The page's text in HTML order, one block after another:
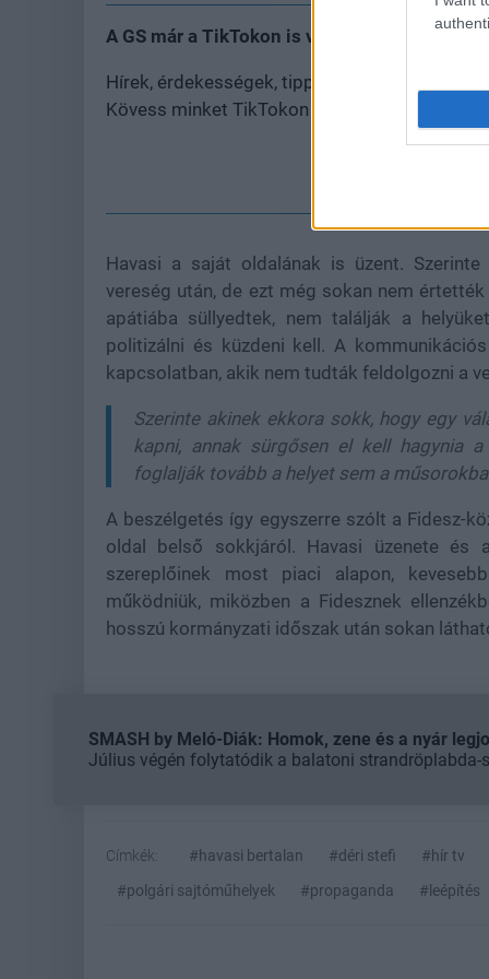
A GS már a TikTokon is vár
Hírek, érdekességek, tippek, ajánlók,
Kövess minket TikTokon is!
Havasi a saját oldalának is üzent.
vereség után, de ezt még sokan nem
apátiába süllyedtek, nem találják a
politizálni és küzdeni kell. A
kapcsolatban, akik nem tudták feldolgozni a
Szerinte akinek ekkora sokk, hogy egy
kapni, annak sürgősen el kell hagynia
foglalják tovább a helyet sem a
A beszélgetés így egyszerre szólt a Fidesz-
oldal belső sokkjáról. Havasi üzenete és
szereplőinek most piaci alapon,
működniük, miközben a Fidesznek
hosszú kormányzati időszak után sokan
SMASH by Meló-Diák: Homok, zene és a nyár
Július végén folytatódik a balatoni strandröplabda-
Címkék: #havasi bertalan #déri stefi #hír tv
#polgári sajtóműhelyek
#propaganda #leépítés